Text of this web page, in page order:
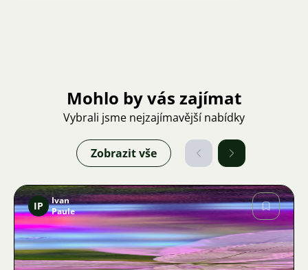
Mohlo by vás zajímat
Vybrali jsme nejzajímavější nabídky
Zobrazit vše
Obrázek
IP
Ivan
Paule